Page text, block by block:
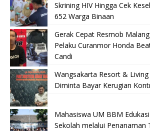
Skrining HIV Hingga Cek
652 Warga Binaan
Gerak Cepat Resmob
Pelaku Curanmor Honda
Candi
Wangsakarta Resort &
Diminta Bayar Kerugian
Mahasiswa UM BBM
Sekolah melalui Penanaman